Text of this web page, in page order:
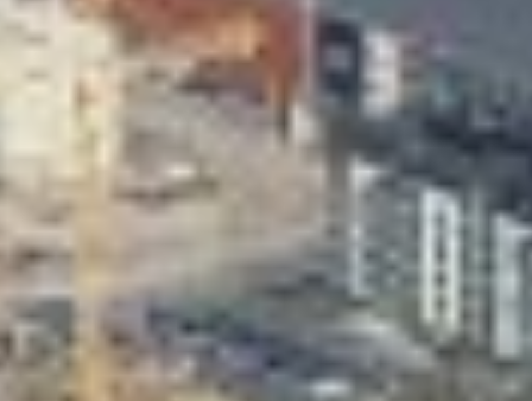
Kirjasto
Valon Kaupunki
Lasten Lysti & LystiKylä-festivaali
Ohje